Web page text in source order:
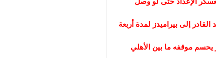
القادر إلى بيراميدز لمدة أربعة
يحسم موقفه ما بين الأهلي